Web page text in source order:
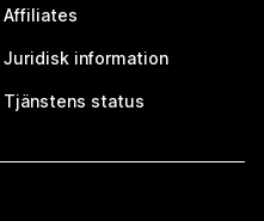
Affiliates
Juridisk information
Tjänstens status